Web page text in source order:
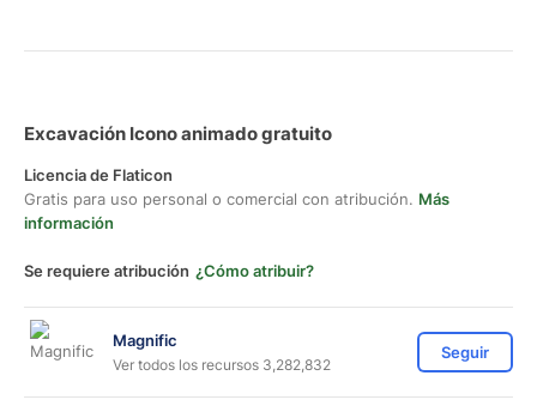
Excavación Icono animado gratuito
Licencia de Flaticon
Gratis para uso personal o comercial con atribución. Más
información
Se requiere atribución ¿Cómo atribuir?
Magnific
Ver todos los recursos 3,282,832
Seguir